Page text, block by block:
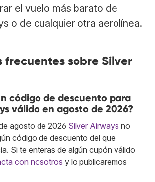
el vuelo más barato de
o de cualquier otra aerolínea.
frecuentes sobre Silver
código de descuento para
válido en agosto de 2026?
agosto de 2026 Silver Airways no
código de descuento del que
Si te enteras de algún cupón válido
con nosotros y lo publicaremos